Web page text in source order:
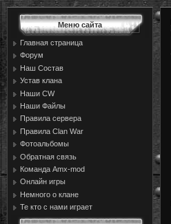
Меню сайта
Главная страница
Форум
Наш Состав
Устав клана
Наши CW
Наши Файлы
Правила сервера
Правила Сlan War
Фотоальбомы
Обратная связь
Команда Amx-mod
Онлайн игры
Немного о клане
Те кто с нами играет